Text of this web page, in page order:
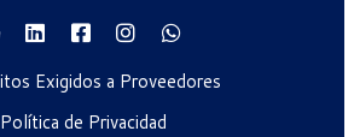
Exigidos a Proveedores
Política de Privacidad